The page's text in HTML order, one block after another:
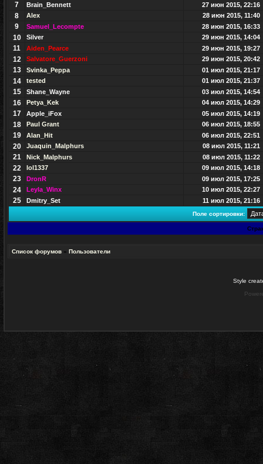
7 Brain_Bennett 27 июн 2015, 22:16
8 Alex 28 июн 2015, 11:40
9 Samuel_Lecompte 28 июн 2015, 16:33
10 Silver 29 июн 2015, 14:04
11 Aiden_Pearce 29 июн 2015, 19:27
12 Salvatore_Guerzoni 29 июн 2015, 20:42
13 Svinka_Peppa 01 июл 2015, 21:17
14 tested 01 июл 2015, 21:37
15 Shane_Wayne 03 июл 2015, 14:54
16 Petya_Kek 04 июл 2015, 14:29
17 Apple_iFox 05 июл 2015, 14:19
18 Paul Grant 06 июл 2015, 18:55
19 Alan_Hit 06 июл 2015, 22:51
20 Juaquin_Malphurs 08 июл 2015, 11:21
21 Nick_Malphurs 08 июл 2015, 11:22
22 lol1337 09 июл 2015, 14:18
23 DronR 09 июл 2015, 17:25
24 Leyla_Winx 10 июл 2015, 22:27
25 Dmitry_Set 11 июл 2015, 21:16
Поле сортировки:
Список форумов » Пользователи
Style